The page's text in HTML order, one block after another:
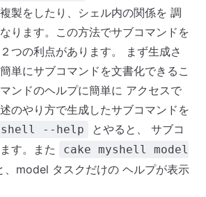
製をしたり、シェル内の関係を 調
ります。この方法でサブコマンドを
つの利点があります。 まず生成さ
単にサブコマンドを文書化できるこ
ンドのヘルプに簡単に アクセスで
のやり方で生成したサブコマンドを
--help
とやると、 サブコ
す。また
cake myshell model
、model タスクだけの ヘルプが表示